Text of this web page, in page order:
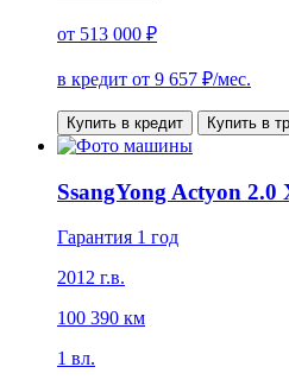
от 513 000 ₽
в кредит от 9 657 ₽/мес.
Купить в кредит Купить в
SsangYong Actyon 2.0
Гарантия 1 год
2012 г.в.
100 390 км
1 вл.